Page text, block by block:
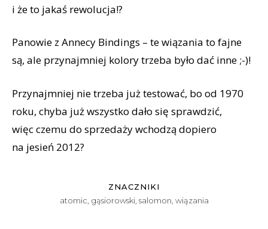
i że to jakaś rewolucja!?
Panowie z Annecy Bindings – te wiązania to fajne
są, ale przynajmniej kolory trzeba było dać inne ;-)!
Przynajmniej nie trzeba już testować, bo od 1970
roku, chyba już wszystko dało się sprawdzić,
więc czemu do sprzedaży wchodzą dopiero
na jesień 2012?
ZNACZNIKI
atomic gąsiorowski, salomon wiązania